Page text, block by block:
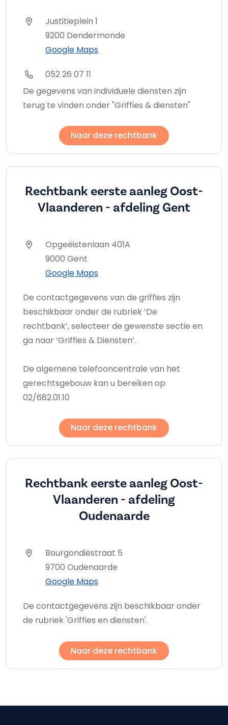
Justitieplein 1
9200 Dendermonde
Google Maps
052 26 07 11
De gegevens van individuele diensten zijn
terug te vinden onder "Griffies & diensten"
Naar deze rechtbank
Rechtbank eerste aanleg Oost-
Vlaanderen - afdeling Gent
Opgeëistenlaan 401A
9000 Gent
Google Maps
De contactgegevens van de griffies zijn
beschikbaar onder de rubriek ‘De
rechtbank’, selecteer de gewenste sectie en
ga naar ‘Griffies & Diensten’.
De algemene telefooncentrale van het
gerechtsgebouw kan u bereiken op
02/682.01.10
Naar deze rechtbank
Rechtbank eerste aanleg Oost-
Vlaanderen - afdeling
Oudenaarde
Bourgondiëstraat 5
9700 Oudenaarde
Google Maps
De contactgegevens zijn beschikbaar onder
de rubriek 'Griffies en diensten'.
Naar deze rechtbank